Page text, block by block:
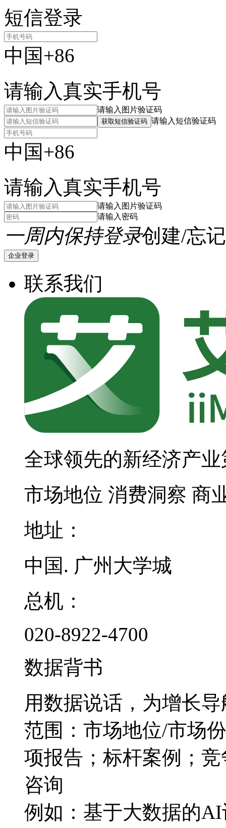
短信登录
中国+86
请输入真实手机号
请输入图片验证码
获取短信验证码 请输入短信验证码
中国+86
请输入真实手机号
请输入图片验证码
请输入密码
一周内保持登录创建/忘
企业登录
联系我们
全球领先的新经济产
市场地位 消费洞察 商
地址：
中国. 广州大学城
总机：
020-8922-4700
数据背书
用数据说话，为增长导
范围：市场地位/市场
项报告；标杆案例；
咨询
例如：基于大数据的